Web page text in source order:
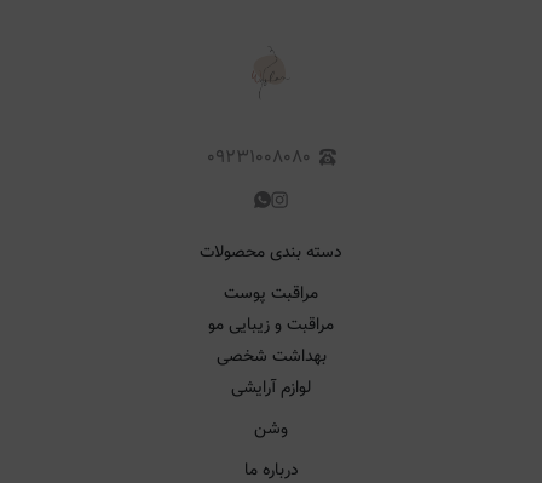
۰۹۲۳۱۰۰۸۰۸۰
دسته بندی محصولات
مراقبت پوست
مراقبت و زیبایی مو
بهداشت شخصی
لوازم آرایشی
وشن
درباره ما